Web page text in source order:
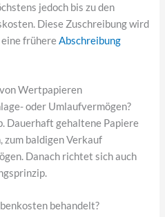
jedoch bis zu den
Diese Zuschreibung wird
eine frühereAbschreibung
Wertpapieren
oder Umlaufvermögen?
Dauerhaft gehaltene Papiere
zum baldigen Verkauf
Danach richtet sich auch
behandelt?